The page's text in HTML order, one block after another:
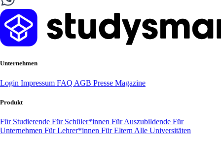
Unternehmen
Login Impressum FAQ AGB Presse Magazine
Produkt
Für Studierende Für Schüler*innen Für Auszubildende Für
Unternehmen Für Lehrer*innen Für Eltern Alle Universitäten